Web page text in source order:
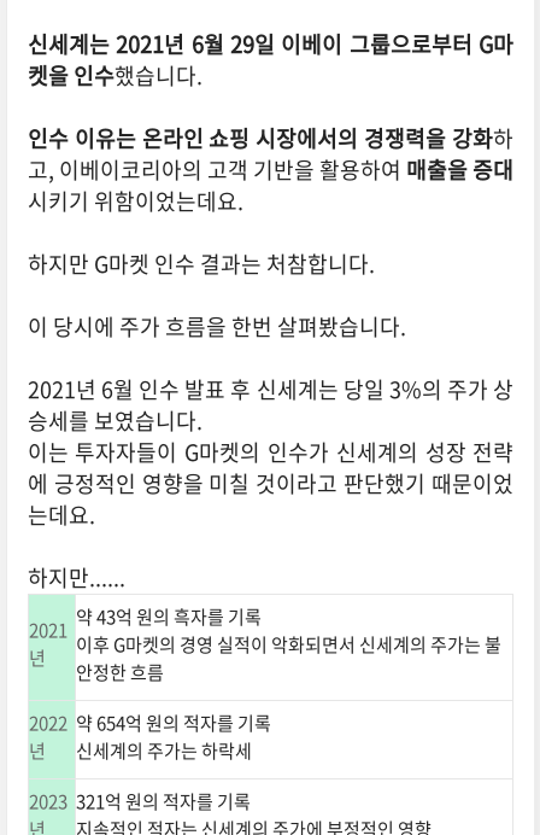
신세계는 2021년 6월 29일 이베이 그룹으로부터 G마
켓을 인수했습니다.
인수 이유는 온라인 쇼핑 시장에서의 경쟁력을 강화하
고, 이베이코리아의 고객 기반을 활용하여 매출을 증대
시키기 위함이었는데요.
하지만 G마켓 인수 결과는 처참합니다.
이 당시에 주가 흐름을 한번 살펴봤습니다.
2021년 6월 인수 발표 후 신세계는 당일 3%의 주가 상
승세를 보였습니다.
이는 투자자들이 G마켓의 인수가 신세계의 성장 전략
에 긍정적인 영향을 미칠 것이라고 판단했기 때문이었
는데요.
하지만......
2021
년
약 43억 원의 흑자를 기록
이후 G마켓의 경영 실적이 악화되면서 신세계의 주가는 불
안정한 흐름
2022
년
약 654억 원의 적자를 기록
신세계의 주가는 하락세
2023
년
321억 원의 적자를 기록
지속적인 적자는 신세계의 주가에 부정적인 영향